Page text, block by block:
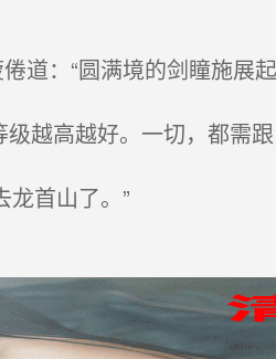
道：“圆满境的剑瞳施展
越高越好。一切，都需
首山了。”